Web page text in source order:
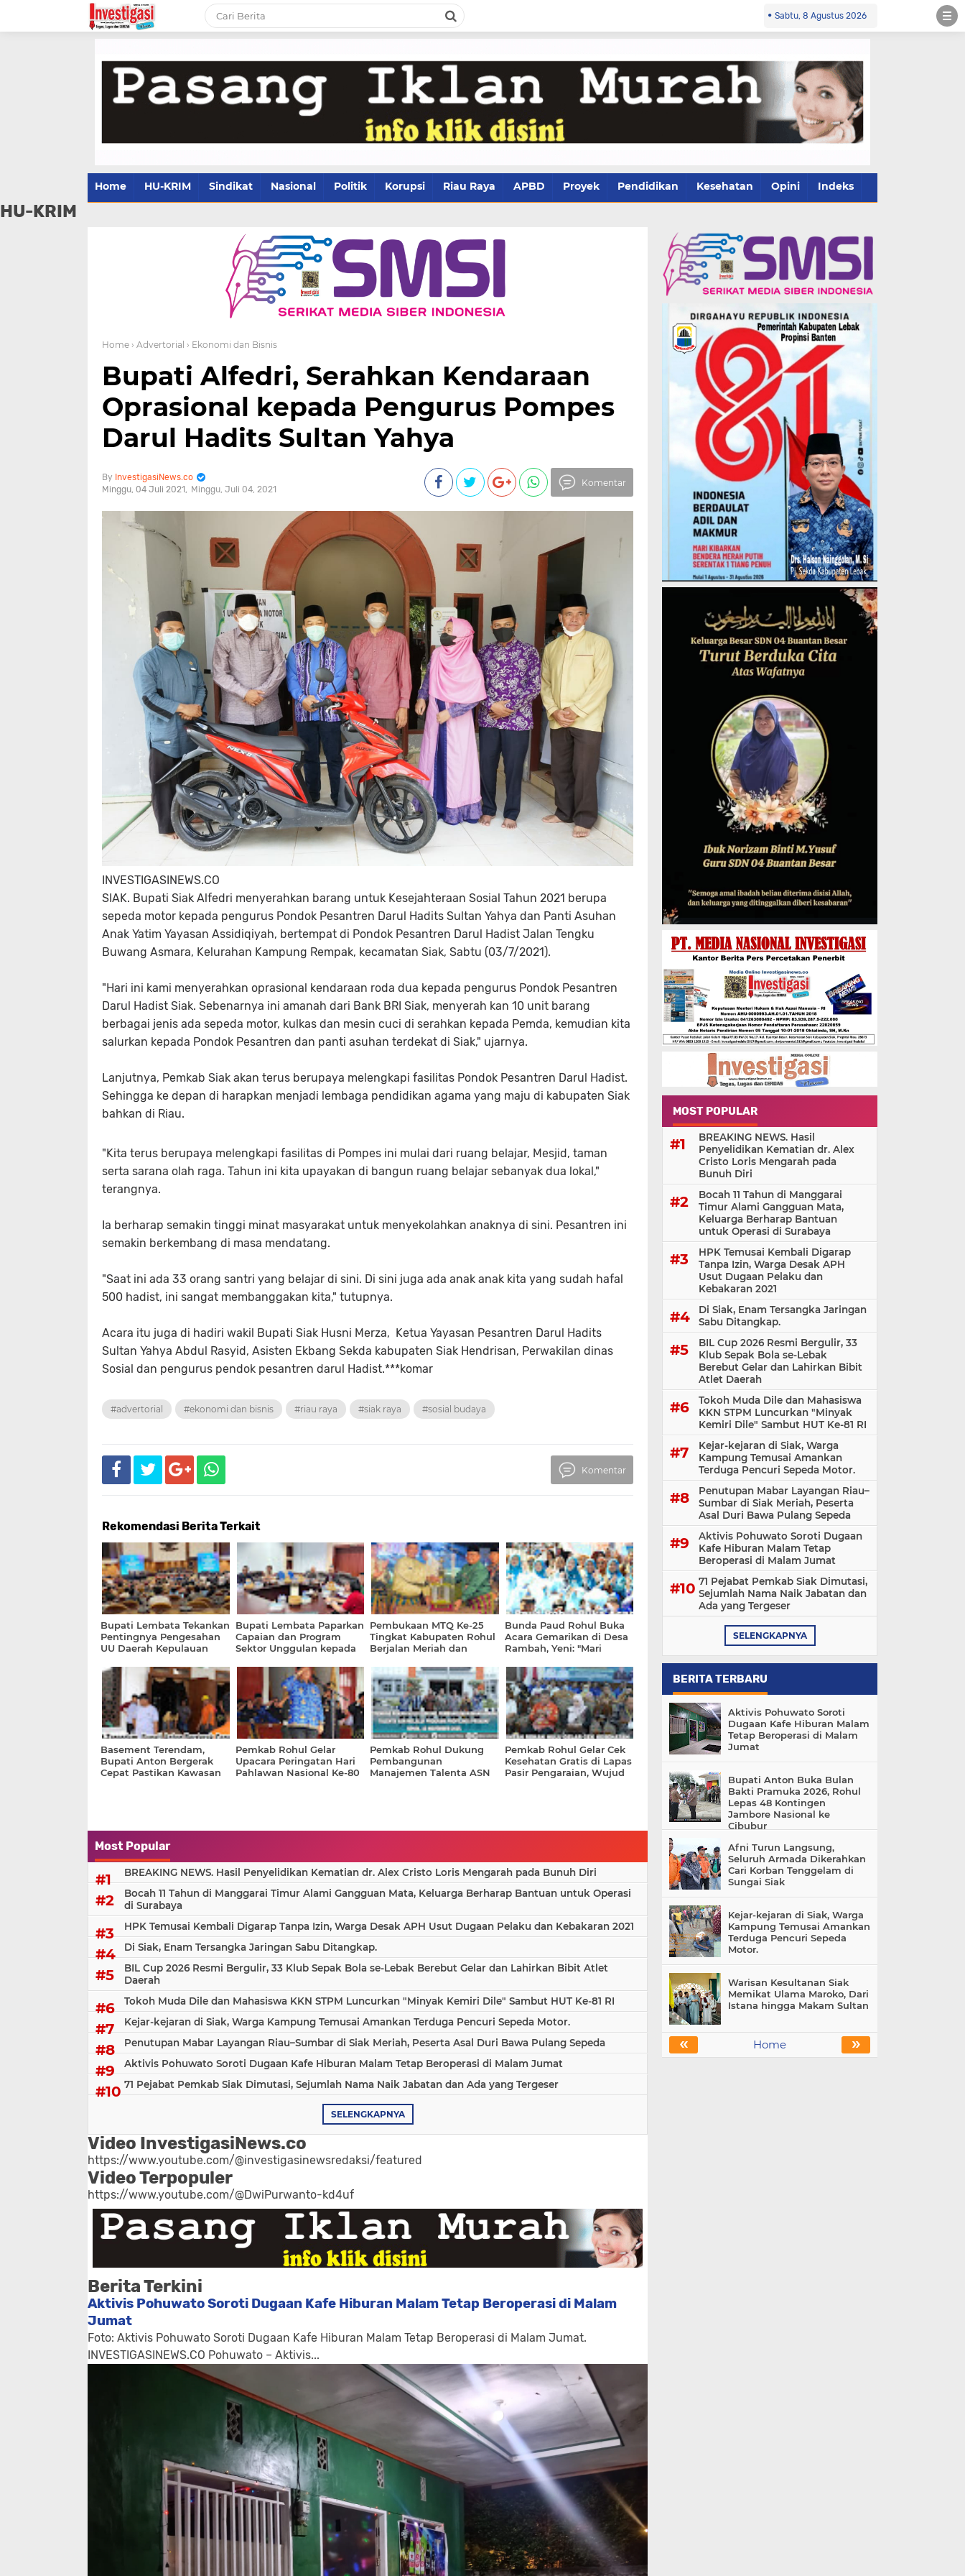
Sabtu, 8 Agustus 2026
Home HU-KRIM Sindikat Nasional Politik Korupsi Riau Raya APBD Proyek Pendidikan Kesehatan Opini Indeks
HU-KRIM
Home › Advertorial › Ekonomi dan Bisnis
Bupati Alfedri, Serahkan Kendaraan
Oprasional kepada Pengurus Pompes
Darul Hadits Sultan Yahya
InvestigasiNews.co
Minggu, 04 Juli 2021
Minggu, Juli 04, 2021
Komentar
INVESTIGASINEWS.CO
SIAK. Bupati Siak Alfedri menyerahkan barang untuk Kesejahteraan Sosial Tahun 2021 berupa
sepeda motor kepada pengurus Pondok Pesantren Darul Hadits Sultan Yahya dan Panti Asuhan
Anak Yatim Yayasan Assidiqiyah, bertempat di Pondok Pesantren Darul Hadist Jalan Tengku
Buwang Asmara, Kelurahan Kampung Rempak, kecamatan Siak, Sabtu (03/7/2021).
"Hari ini kami menyerahkan oprasional kendaraan roda dua kepada pengurus Pondok Pesantren
Darul Hadist Siak. Sebenarnya ini amanah dari Bank BRI Siak, menyerah kan 10 unit barang
berbagai jenis ada sepeda motor, kulkas dan mesin cuci di serahkan kepada Pemda, kemudian kita
salurkan kepada Pondok Pesantren dan panti asuhan terdekat di Siak," ujarnya.
Lanjutnya, Pemkab Siak akan terus berupaya melengkapi fasilitas Pondok Pesantren Darul Hadist.
Sehingga ke depan di harapkan menjadi lembaga pendidikan agama yang maju di kabupaten Siak
bahkan di Riau.
"Kita terus berupaya melengkapi fasilitas di Pompes ini mulai dari ruang belajar, Mesjid, taman
serta sarana olah raga. Tahun ini kita upayakan di bangun ruang belajar sebanyak dua lokal,"
terangnya.
Ia berharap semakin tinggi minat masyarakat untuk menyekolahkan anaknya di sini. Pesantren ini
semakin berkembang di masa mendatang.
"Saat ini ada 33 orang santri yang belajar di sini. Di sini juga ada anak anak kita yang sudah hafal
500 hadist, ini sangat membanggakan kita," tutupnya.
Acara itu juga di hadiri wakil Bupati Siak Husni Merza, Ketua Yayasan Pesantren Darul Hadits
Sultan Yahya Abdul Rasyid, Asisten Ekbang Sekda kabupaten Siak Hendrisan, Perwakilan dinas
Sosial dan pengurus pendok pesantren darul Hadist.***komar
#advertorial #ekonomi dan bisnis #riau raya #siak raya #sosial budaya
Komentar
Rekomendasi Berita Terkait
Bupati Lembata Tekankan
Pentingnya Pengesahan
UU Daerah Kepulauan
Bupati Lembata Paparkan
Capaian dan Program
Sektor Unggulan kepada
Pembukaan MTQ Ke-25
Tingkat Kabupaten Rohul
Berjalan Meriah dan
Rintik Hujan
Bunda Paud Rohul Buka
Acara Gemarikan di Desa
Rambah, Yeni: "Mari
Makan Ikan"
Basement Terendam,
Bupati Anton Bergerak
Cepat Pastikan Kawasan
Pemkab Rohul Gelar
Upacara Peringatan Hari
Pahlawan Nasional Ke-80
Pemkab Rohul Dukung
Pembangunan
Manajemen Talenta ASN
Pemkab Rohul Gelar Cek
Kesehatan Gratis di Lapas
Pasir Pengaraian, Wujud
Most Popular
BREAKING NEWS. Hasil Penyelidikan Kematian dr. Alex Cristo Loris Mengarah pada Bunuh Diri
Bocah 11 Tahun di Manggarai Timur Alami Gangguan Mata, Keluarga Berharap Bantuan untuk Operasi
di Surabaya
HPK Temusai Kembali Digarap Tanpa Izin, Warga Desak APH Usut Dugaan Pelaku dan Kebakaran 2021
Di Siak, Enam Tersangka Jaringan Sabu Ditangkap.
BIL Cup 2026 Resmi Bergulir, 33 Klub Sepak Bola se-Lebak Berebut Gelar dan Lahirkan Bibit Atlet
Daerah
Tokoh Muda Dile dan Mahasiswa KKN STPM Luncurkan "Minyak Kemiri Dile" Sambut HUT Ke-81 RI
Kejar-kejaran di Siak, Warga Kampung Temusai Amankan Terduga Pencuri Sepeda Motor.
Penutupan Mabar Layangan Riau–Sumbar di Siak Meriah, Peserta Asal Duri Bawa Pulang Sepeda
Aktivis Pohuwato Soroti Dugaan Kafe Hiburan Malam Tetap Beroperasi di Malam Jumat
71 Pejabat Pemkab Siak Dimutasi, Sejumlah Nama Naik Jabatan dan Ada yang Tergeser
SELENGKAPNYA
Video InvestigasiNews.co
https://www.youtube.com/@investigasinewsredaksi/featured
Video Terpopuler
https://www.youtube.com/@DwiPurwanto-kd4uf
Berita Terkini
Aktivis Pohuwato Soroti Dugaan Kafe Hiburan Malam Tetap Beroperasi di Malam
Jumat
Foto: Aktivis Pohuwato Soroti Dugaan Kafe Hiburan Malam Tetap Beroperasi di Malam Jumat.
INVESTIGASINEWS.CO Pohuwato – Aktivis...
MOST POPULAR
BREAKING NEWS. Hasil
Penyelidikan Kematian dr. Alex
Cristo Loris Mengarah pada
Bunuh Diri
Bocah 11 Tahun di Manggarai
Timur Alami Gangguan Mata,
Keluarga Berharap Bantuan
untuk Operasi di Surabaya
HPK Temusai Kembali Digarap
Tanpa Izin, Warga Desak APH
Usut Dugaan Pelaku dan
Kebakaran 2021
Di Siak, Enam Tersangka Jaringan
Sabu Ditangkap.
BIL Cup 2026 Resmi Bergulir, 33
Klub Sepak Bola se-Lebak
Berebut Gelar dan Lahirkan Bibit
Atlet Daerah
Tokoh Muda Dile dan Mahasiswa
KKN STPM Luncurkan "Minyak
Kemiri Dile" Sambut HUT Ke-81 RI
Kejar-kejaran di Siak, Warga
Kampung Temusai Amankan
Terduga Pencuri Sepeda Motor.
Penutupan Mabar Layangan Riau–
Sumbar di Siak Meriah, Peserta
Asal Duri Bawa Pulang Sepeda
Aktivis Pohuwato Soroti Dugaan
Kafe Hiburan Malam Tetap
Beroperasi di Malam Jumat
71 Pejabat Pemkab Siak Dimutasi,
Sejumlah Nama Naik Jabatan dan
Ada yang Tergeser
SELENGKAPNYA
BERITA TERBARU
Aktivis Pohuwato Soroti
Dugaan Kafe Hiburan Malam
Tetap Beroperasi di Malam
Jumat
Bupati Anton Buka Bulan
Bakti Pramuka 2026, Rohul
Lepas 48 Kontingen
Jambore Nasional ke
Cibubur
Afni Turun Langsung,
Seluruh Armada Dikerahkan
Cari Korban Tenggelam di
Sungai Siak
Kejar-kejaran di Siak, Warga
Kampung Temusai Amankan
Terduga Pencuri Sepeda
Motor.
Warisan Kesultanan Siak
Memikat Ulama Maroko, Dari
Istana hingga Makam Sultan
« »
Home